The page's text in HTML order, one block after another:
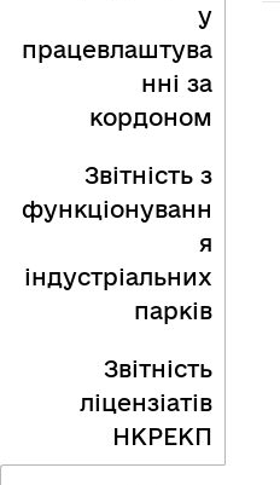
у
працевлаштува
нні за
кордоном
Звітність з
функціонуванн
я
індустріальних
парків
Звітність
ліцензіатів
НКРЕКП